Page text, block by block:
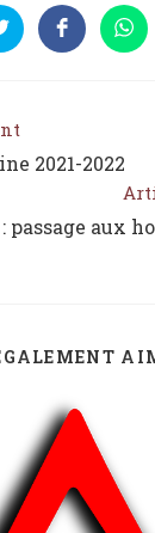
2021-2022
passage aux